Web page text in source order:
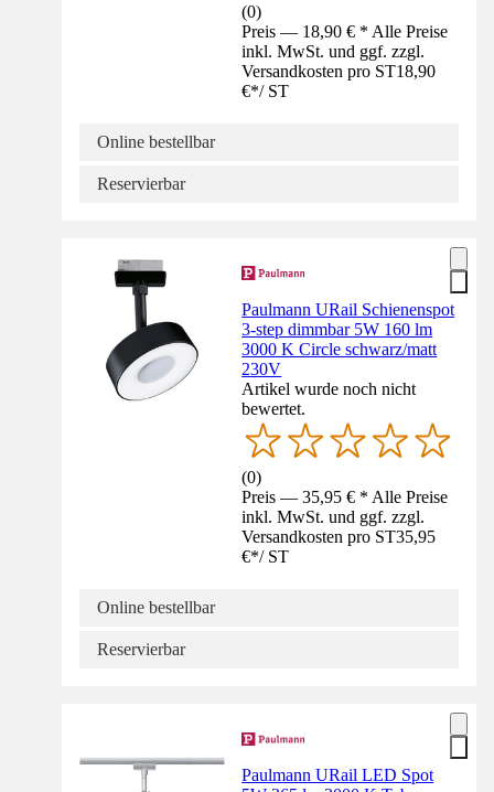
(0)
Preis — 18,90 € * Alle Preise
inkl. MwSt. und ggf. zzgl.
Versandkosten pro ST18,90
€*/ ST
Online bestellbar
Reservierbar
Paulmann URail Schienenspot
3-step dimmbar 5W 160 lm
3000 K Circle schwarz/matt
230V
Artikel wurde noch nicht
bewertet.
(0)
Preis — 35,95 € * Alle Preise
inkl. MwSt. und ggf. zzgl.
Versandkosten pro ST35,95
€*/ ST
Online bestellbar
Reservierbar
Paulmann URail LED Spot